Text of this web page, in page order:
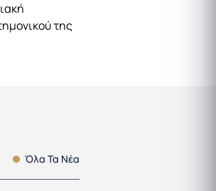
της
Όλα Τα Νέα